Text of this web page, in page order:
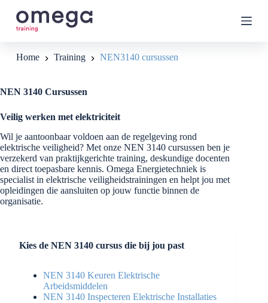
G
e
i
h
u
d
Home Training NEN3140 cursussen
NEN 3140 Cursussen
Veilig werken met elektriciteit
Wil je aantoonbaar voldoen aan de regelgeving rond
elektrische veiligheid? Met onze NEN 3140 cursussen ben je
verzekerd van praktijkgerichte training, deskundige docenten
en direct toepasbare kennis. Omega Energietechniek is
specialist in elektrische veiligheidstrainingen en helpt jou met
opleidingen die aansluiten op jouw functie binnen de
organisatie.
Kies de NEN 3140 cursus die bij jou past
NEN 3140 Keuren Elektrische
Arbeidsmiddelen
NEN 3140 Inspecteren Elektrische Installaties